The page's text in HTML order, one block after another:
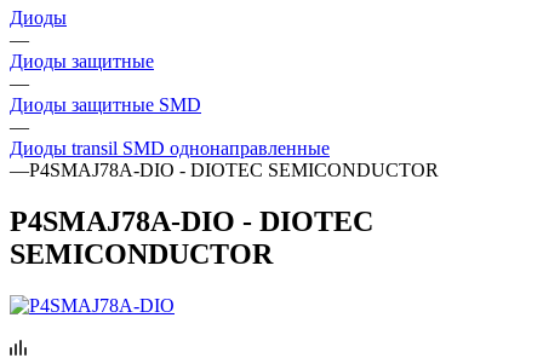
Диоды
—
Диоды защитные
—
Диоды защитные SMD
—
Диоды transil SMD однонаправленные
—P4SMAJ78A-DIO - DIOTEC SEMICONDUCTOR
P4SMAJ78A-DIO - DIOTEC
SEMICONDUCTOR